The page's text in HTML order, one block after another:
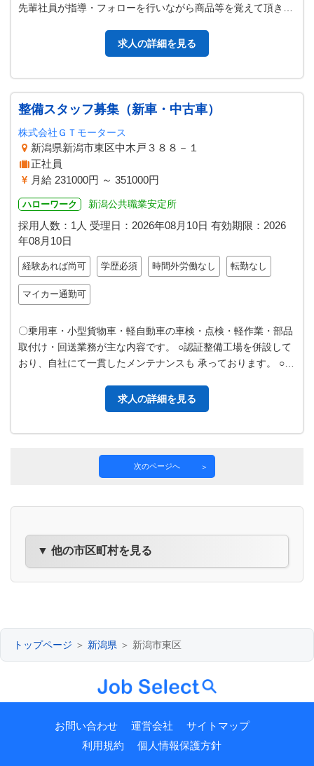
先輩社員が指導・フォローを行いながら商品等を覚えて頂きま
求人の詳細を見る
整備スタッフ募集（新車・中古車）
株式会社ＧＴモータース
新潟県新潟市東区中木戸３８８－１
正社員
月給 231000円 ～ 351000円
ハローワーク 新潟公共職業安定所
採用人数：1人 受理日： 2026年08月10日 有効期限： 2026
年08月10日
経験あれば尚可 学歴必須 時間外労働なし 転勤なし
マイカー通勤可
〇乗用車・小型貨物車・軽自動車の車検・点検・軽作業・部品
取付け・回送業務が主な内容です。 ○認証整備工場を併設して
おり、自社にて一貫したメンテナンスも 承っております。 ○取
求人の詳細を見る
次のページへ
▼ 他の市区町村を見る
トップページ ＞ 新潟県 ＞ 新潟市東区
お問い合わせ 運営会社
サイトマップ
利用規約
個人情報保護方針